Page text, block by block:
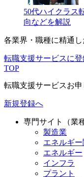
50代ハイクラス
向などを解説
各業界・職種に精通
転職支援サービスに登
TOP
転職支援サービスお申
新規登録へ
専門サイト（業
製造業
エネルギー
エネルギー
インフラ
プラント